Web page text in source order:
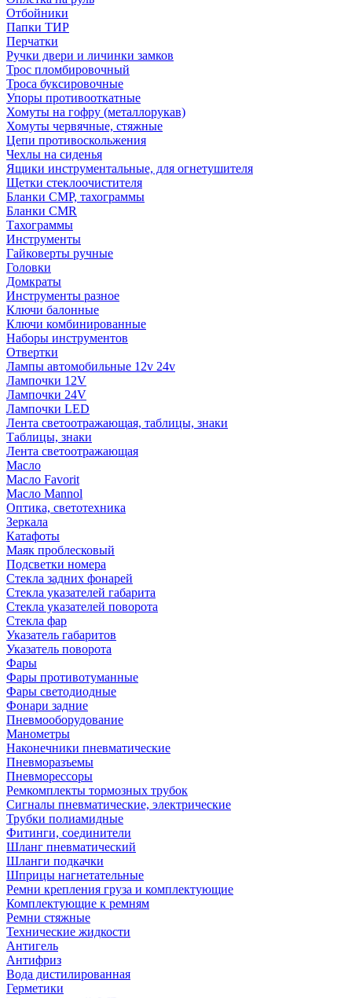
Отбойники
Папки ТИР
Перчатки
Ручки двери и личинки замков
Трос пломбировочный
Троса буксировочные
Упоры противооткатные
Хомуты на гофру (металлорукав)
Хомуты червячные, стяжные
Цепи противоскольжения
Чехлы на сиденья
Ящики инструментальные, для огнетушителя
Щетки стеклоочистителя
Бланки СМР, тахограммы
Бланки CMR
Тахограммы
Инструменты
Гайковерты ручные
Головки
Домкраты
Инструменты разное
Ключи балонные
Ключи комбинированные
Наборы инструментов
Отвертки
Лампы автомобильные 12v 24v
Лампочки 12V
Лампочки 24V
Лампочки LED
Лента светоотражающая, таблицы, знаки
Таблицы, знаки
Лента светоотражающая
Масло
Масло Favorit
Масло Mannol
Оптика, светотехника
Зеркала
Катафоты
Маяк проблесковый
Подсветки номера
Стекла задних фонарей
Стекла указателей габарита
Стекла указателей поворота
Стекла фар
Указатель габаритов
Указатель поворота
Фары
Фары противотуманные
Фары светодиодные
Фонари задние
Пневмооборудование
Манометры
Наконечники пневматические
Пневморазъемы
Пневморессоры
Ремкомплекты тормозных трубок
Сигналы пневматические, электрические
Трубки полиамидные
Фитинги, соединители
Шланг пневматический
Шланги подкачки
Шприцы нагнетательные
Ремни крепления груза и комплектующие
Комплектующие к ремням
Ремни стяжные
Технические жидкости
Антигель
Антифриз
Вода дистилированная
Герметики